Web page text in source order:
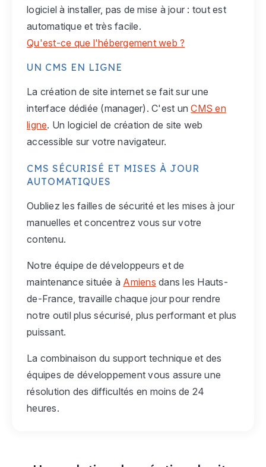
logiciel à installer, pas de mise à jour : tout est
automatique et très facile.
Qu'est-ce que l'hébergement web ?
UN CMS EN LIGNE
La création de site internet se fait sur une
interface dédiée (manager). C'est unCMS en
ligne. Un logiciel de création de site web
accessible sur votre navigateur.
CMS SÉCURISÉ ET MISES À JOUR
AUTOMATIQUES
Oubliez les failles de sécurité et les mises à jour
manuelles et concentrez vous sur votre
contenu.
Notre équipe de développeurs et de
maintenance située à Amiens dans les Hauts-
de-France, travaille chaque jour pour rendre
notre outil plus sécurisé, plus performant et plus
puissant.
La combinaison du support technique et des
équipes de développement vous assure une
résolution des difficultés en moins de 24
heures.